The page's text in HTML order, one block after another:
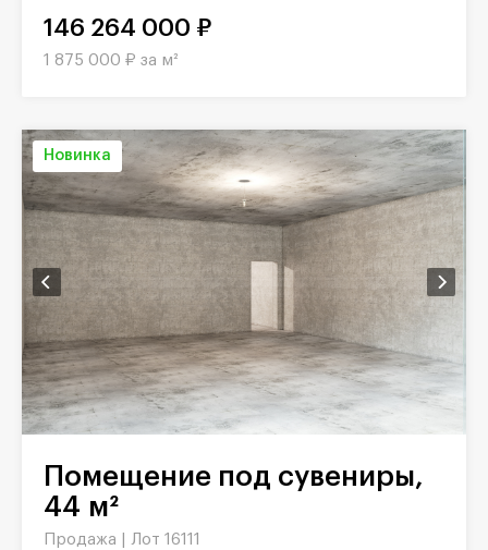
146 264 000 ₽
1 875 000 ₽ за м²
Новинка
Помещение под сувениры,
44 м²
Продажа | Лот 16111